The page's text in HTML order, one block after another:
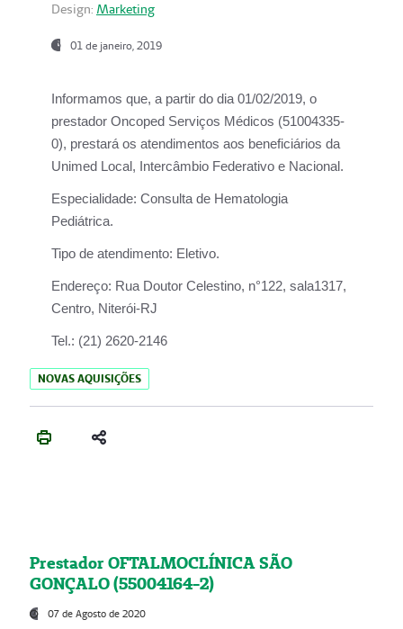
Design: Marketing
01 de janeiro, 2019
Informamos que, a partir do dia 01/02/2019, o
prestador Oncoped Serviços Médicos (51004335-
0), prestará os atendimentos aos beneficiários da
Unimed Local, Intercâmbio Federativo e Nacional.
Especialidade: Consulta de Hematologia
Pediátrica.
Tipo de atendimento: Eletivo.
Endereço: Rua Doutor Celestino, n°122, sala1317,
Centro, Niterói-RJ
Tel.: (21) 2620-2146
NOVAS AQUISIÇÕES
Prestador OFTALMOCLÍNICA SÃO
GONÇALO (55004164-2)
07 de Agosto de 2020